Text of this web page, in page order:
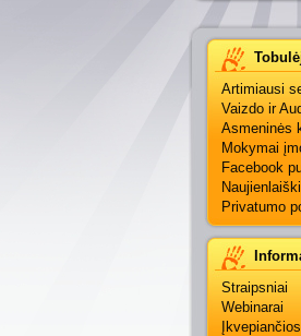
Artimiausi
Vaizdo ir
Asmeninės
Mokymai
Facebook
Privatumo
Straipsniai
Webinarai